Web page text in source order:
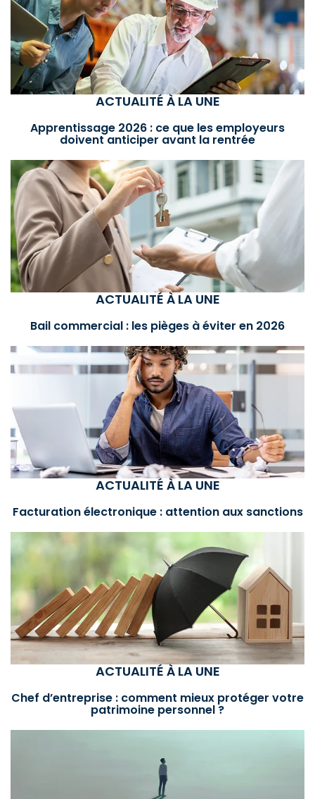
ACTUALITÉ À LA UNE
Apprentissage 2026 : ce que les employeurs
doivent anticiper avant la rentrée
ACTUALITÉ À LA UNE
Bail commercial : les pièges à éviter en 2026
ACTUALITÉ À LA UNE
Facturation électronique : attention aux sanctions
ACTUALITÉ À LA UNE
Chef d’entreprise : comment mieux protéger votre
patrimoine personnel ?